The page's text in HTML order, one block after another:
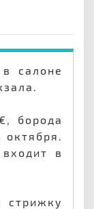
салоне
борода
в
стрижку